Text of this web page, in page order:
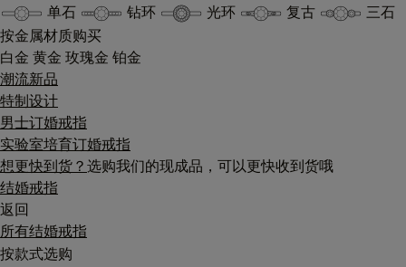
单石
钻环 光环 复古
三石
按金属材质购买
白金 黄金 玫瑰金 铂金
潮流新品
特制设计
男士订婚戒指
实验室培育订婚戒指
想更快到货？ 选购我们的现成品，可以更快收到货哦
结婚戒指
返回
所有结婚戒指
按款式选购